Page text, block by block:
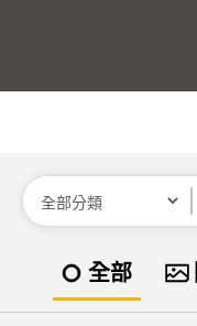
分類
全部